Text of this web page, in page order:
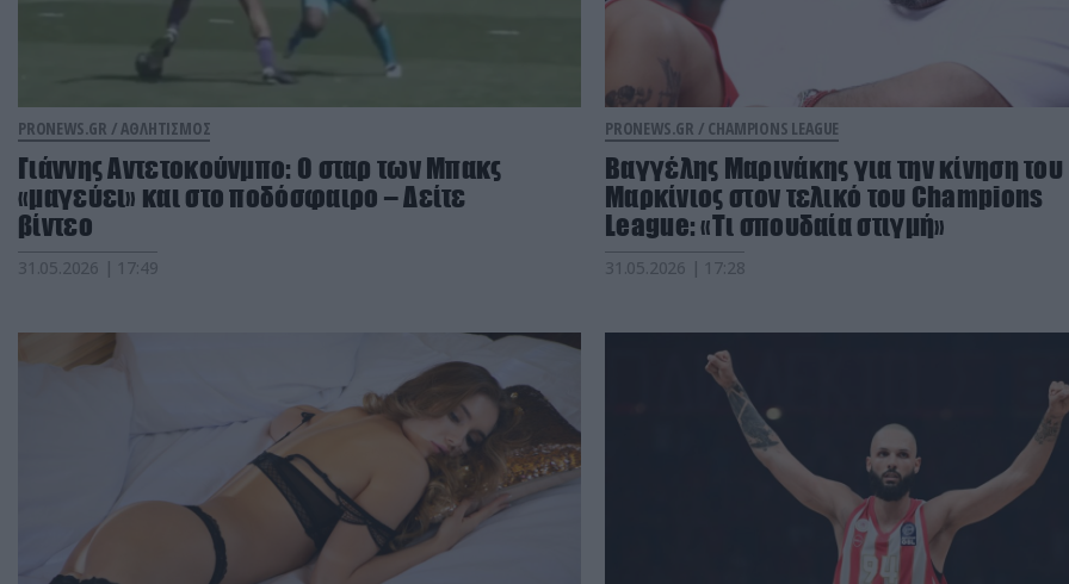
PRONEWS.GR /ΑΘΛΗΤΙΣΜΟΣ
Γιάννης Αντετοκούνμπο: Ο σταρ των Μπακς
«μαγεύει» και στο ποδόσφαιρο – Δείτε
βίντεο
31.05.2026 | 17:49
PRONEWS.GR / CHAMPIONS LEAGUE
Βαγγέλης Μαρινάκης για την κίνηση του
Μαρκίνιος στον τελικό του Champions
League: «Τι σπουδαία στιγμή»
31.05.2026 | 17:28